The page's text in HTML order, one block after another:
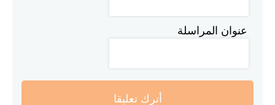
عنوان المراسلة
أترك تعليقا